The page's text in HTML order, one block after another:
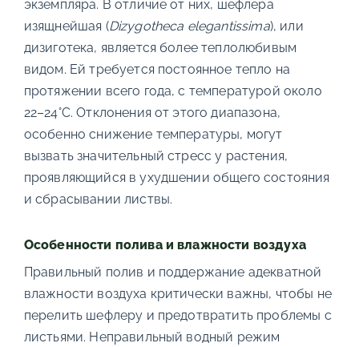
экземпляра. В отличие от них, шефлера
изящнейшая (Dizygotheca elegantissima), или
дизиготека, является более теплолюбивым
видом. Ей требуется постоянное тепло на
протяжении всего года, с температурой около
22–24°C. Отклонения от этого диапазона,
особенно снижение температуры, могут
вызвать значительный стресс у растения,
проявляющийся в ухудшении общего состояния
и сбрасывании листвы.
Особенности полива и влажности воздуха
Правильный полив и поддержание адекватной
влажности воздуха критически важны, чтобы не
перелить шефлеру и предотвратить проблемы с
листьями. Неправильный водный режим